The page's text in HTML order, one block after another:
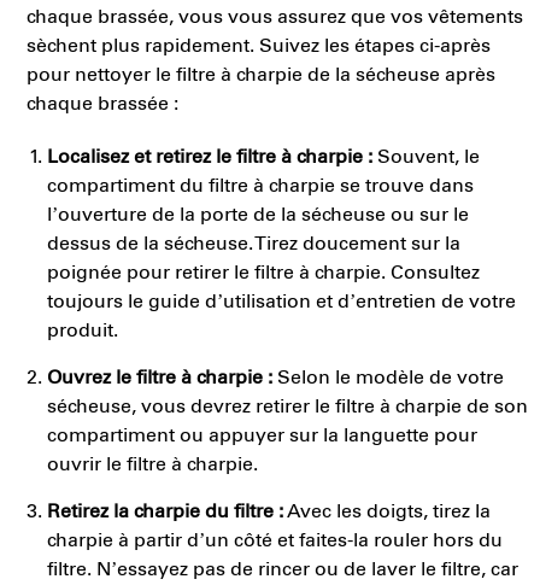
chaque brassée, vous vous assurez que vos vêtements
sèchent plus rapidement. Suivez les étapes ci-après
pour nettoyer le filtre à charpie de la sécheuse après
chaque brassée :
Localisez et retirez le filtre à charpie : Souvent, le
compartiment du filtre à charpie se trouve dans
l’ouverture de la porte de la sécheuse ou sur le
dessus de la sécheuse. Tirez doucement sur la
poignée pour retirer le filtre à charpie. Consultez
toujours le guide d’utilisation et d’entretien de votre
produit.
Ouvrez le filtre à charpie : Selon le modèle de votre
sécheuse, vous devrez retirer le filtre à charpie de son
compartiment ou appuyer sur la languette pour
ouvrir le filtre à charpie.
Retirez la charpie du filtre :Avec les doigts, tirez la
charpie à partir d’un côté et faites-la rouler hors du
filtre. N’essayez pas de rincer ou de laver le filtre, car